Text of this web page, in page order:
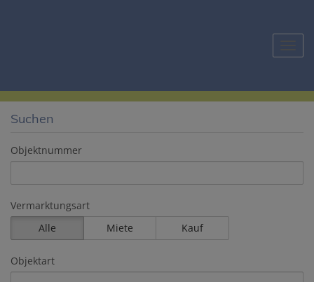
Suchen
Objektnummer
Vermarktungsart
Alle
Miete Kauf
Objektart